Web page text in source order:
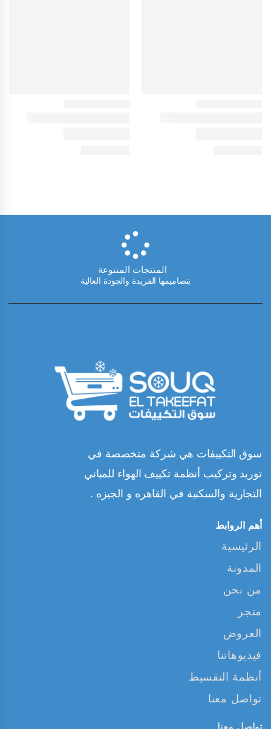
المنتجات المتنوعة
بتصاميمها الفريدة والجودة العالية
سوق التكييفات هي شركة متخصصة في
توريد وتركيب أنظمة تكييف الهواء للمباني
التجارية والسكنية في القاهره و الجيزه .
أهم الروابط
الرئيسية
المدونة
من نحن
متجر
العروض
فيديوهاتنا
أنظمة التقسيط
تواصل معنا
تواصل معنا